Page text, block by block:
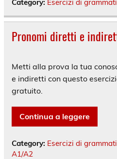
Category: Esercizi di
Pronomi diretti e
Metti alla prova la tua
e indiretti con questo
gratuito.
Continua a leggere
Category: Esercizi di
A1/A2